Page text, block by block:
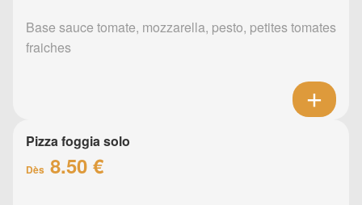
Base sauce tomate, mozzarella, pesto, petites tomates
fraiches
Pizza foggia solo
Dès 8.50 €